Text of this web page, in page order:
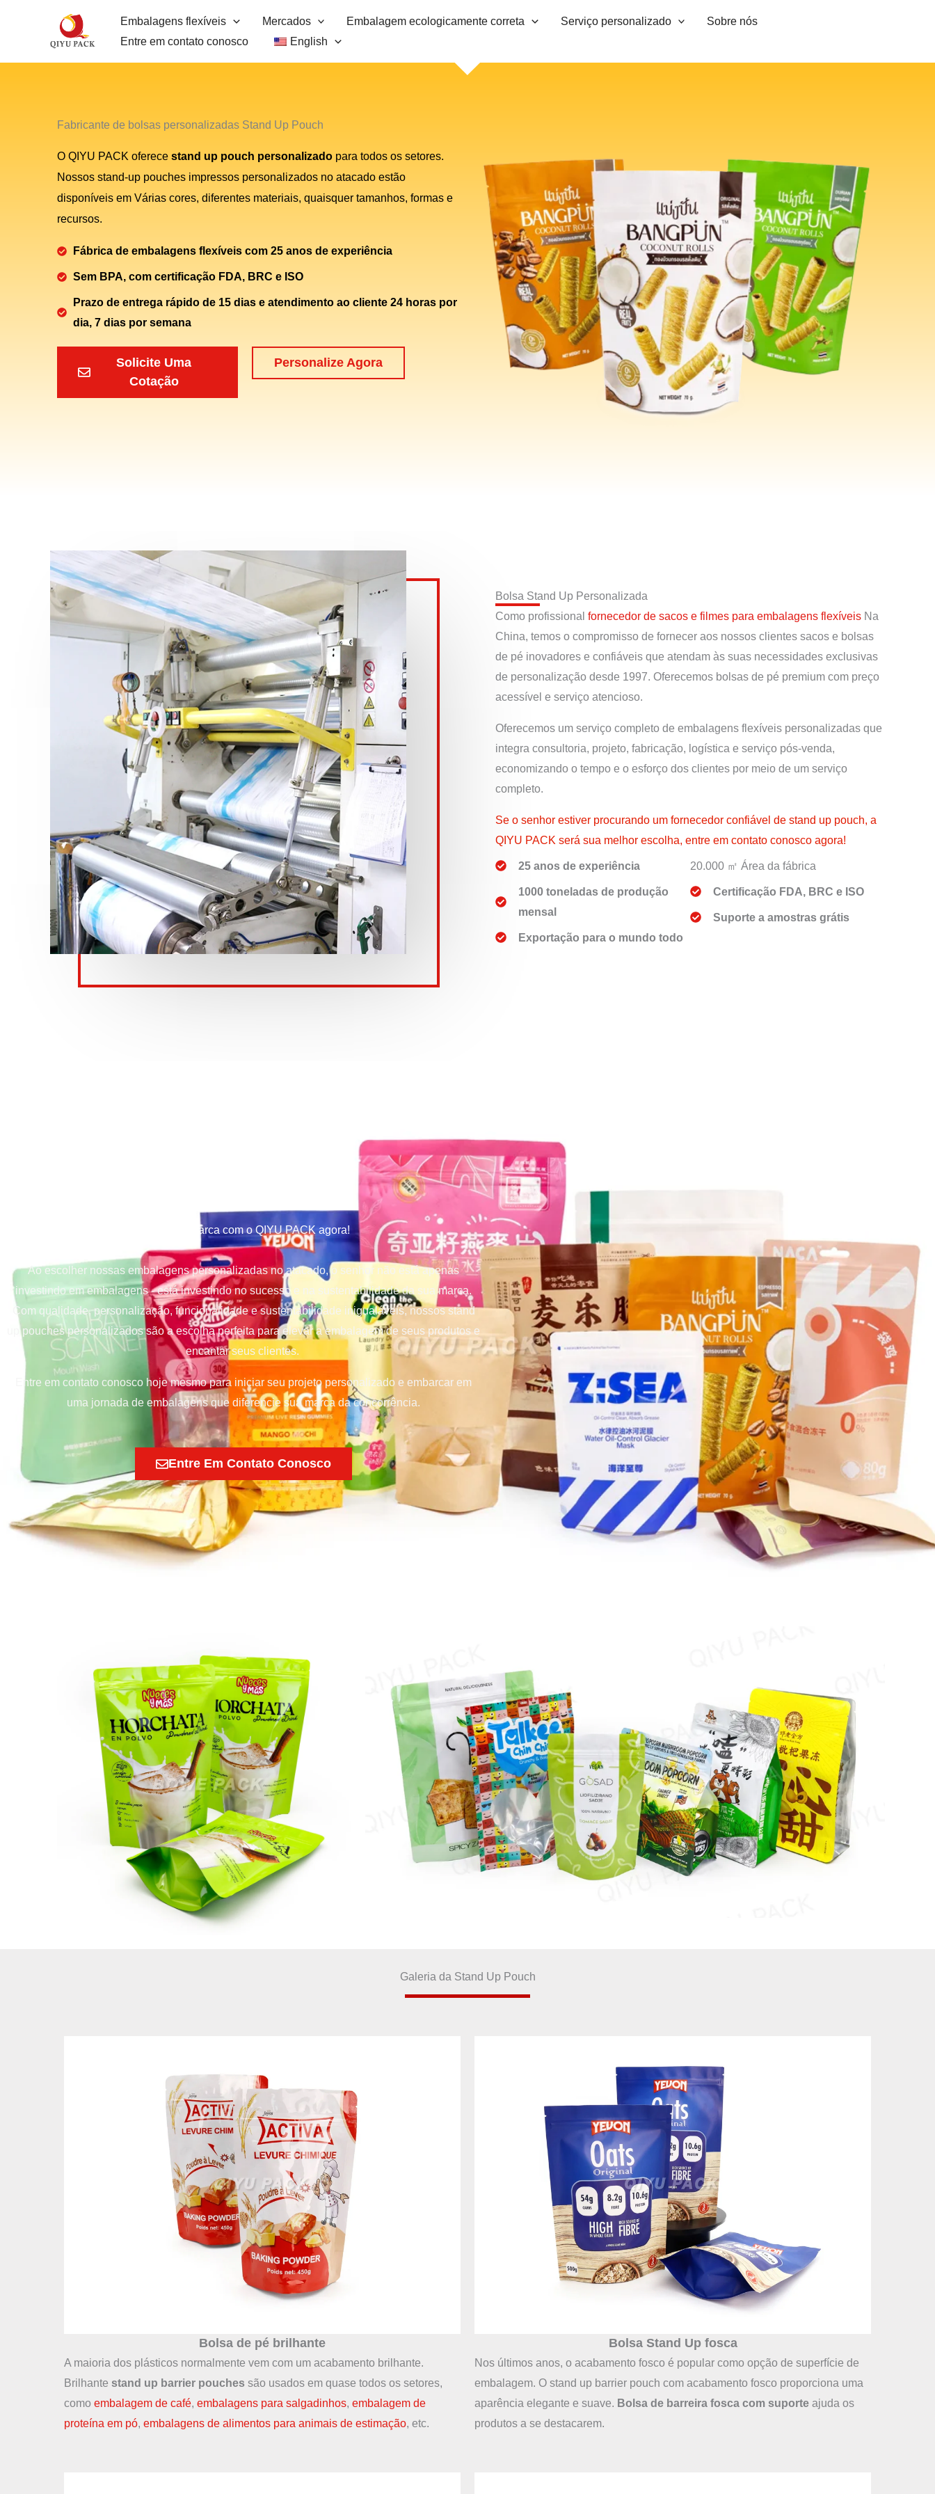
Embalagens flexíveis Mercados Embalagem ecologicamente correta Serviço personalizado
Sobre nós
Entre em contato conosco
English
Fabricante de bolsas personalizadas Stand Up Pouch
O QIYU PACK oferece stand up pouch personalizado para todos os setores.
Nossos stand-up pouches impressos personalizados no atacado estão
disponíveis em Várias cores, diferentes materiais, quaisquer tamanhos, formas e
recursos.
Fábrica de embalagens flexíveis com 25 anos de experiência
Sem BPA, com certificação FDA, BRC e ISO
Prazo de entrega rápido de 15 dias e atendimento ao cliente 24 horas por
dia, 7 dias por semana
Solicite Uma
Cotação
Personalize Agora
Bolsa Stand Up Personalizada
Como profissionalfornecedor de sacos e filmes para embalagens flexíveis Na
China, temos o compromisso de fornecer aos nossos clientes sacos e bolsas
de pé inovadores e confiáveis que atendam às suas necessidades exclusivas
de personalização desde 1997. Oferecemos bolsas de pé premium com preço
acessível e serviço atencioso.
Oferecemos um serviço completo de embalagens flexíveis personalizadas que
integra consultoria, projeto, fabricação, logística e serviço pós-venda,
economizando o tempo e o esforço dos clientes por meio de um serviço
completo.
Se o senhor estiver procurando um fornecedor confiável de stand up pouch, a
QIYU PACK será sua melhor escolha, entre em contato conosco agora!
25 anos de experiência
1000 toneladas de produção
mensal
Exportação para o mundo todo
20.000 ㎡ Área da fábrica
Certificação FDA, BRC e ISO
Suporte a amostras grátis
Eleve sua marca com o QIYU PACK agora!
Ao escolher nossas embalagens personalizadas no atacado, o senhor não está apenas
investindo em embalagens - está investindo no sucesso e na sustentabilidade da sua marca.
Com qualidade, personalização, funcionalidade e sustentabilidade inigualáveis, nossos stand
up pouches personalizados são a escolha perfeita para elevar a embalagem de seus produtos e
encantar seus clientes.
Entre em contato conosco hoje mesmo para iniciar seu projeto personalizado e embarcar em
uma jornada de embalagens que diferencie sua marca da concorrência.
Entre Em Contato Conosco
Galeria da Stand Up Pouch
Bolsa de pé brilhante
A maioria dos plásticos normalmente vem com um acabamento brilhante.
Brilhante stand up barrier pouches são usados em quase todos os setores,
como embalagem de café, embalagens para salgadinhos, embalagem de
proteína em pó, embalagens de alimentos para animais de estimação, etc.
Bolsa Stand Up fosca
Nos últimos anos, o acabamento fosco é popular como opção de superfície de
embalagem. O stand up barrier pouch com acabamento fosco proporciona uma
aparência elegante e suave. Bolsa de barreira fosca com suporte ajuda os
produtos a se destacarem.